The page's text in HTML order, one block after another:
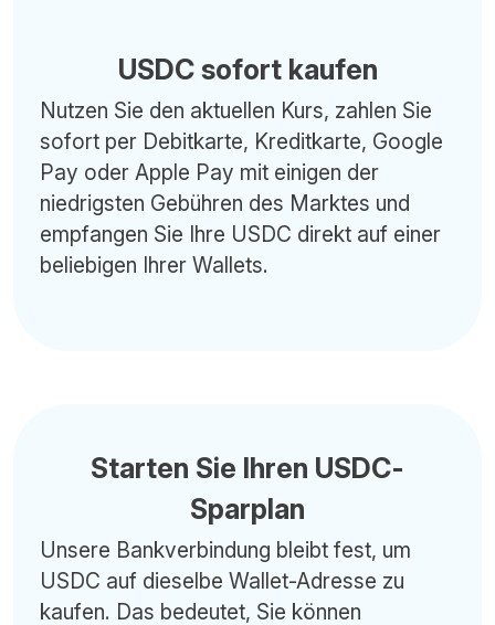
USDC sofort kaufen
Nutzen Sie den aktuellen Kurs, zahlen Sie
sofort per Debitkarte, Kreditkarte, Google
Pay oder Apple Pay mit einigen der
niedrigsten Gebühren des Marktes und
empfangen Sie Ihre USDC direkt auf einer
beliebigen Ihrer Wallets.
Starten Sie Ihren USDC-
Sparplan
Unsere Bankverbindung bleibt fest, um
USDC auf dieselbe Wallet-Adresse zu
kaufen. Das bedeutet, Sie können